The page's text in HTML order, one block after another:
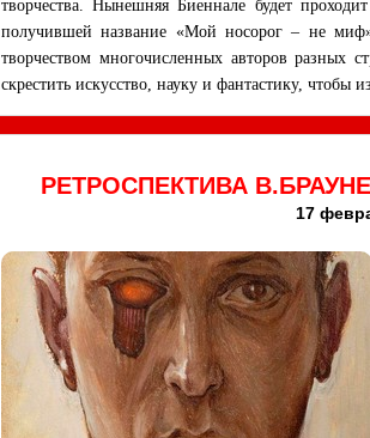
творчества. Нынешняя Биеннале будет
получившей название «Мой носорог – не
творчеством многочисленных авторов разных
скрестить искусство, науку и фантастику,
РЕТРОСПЕКТИВА
17